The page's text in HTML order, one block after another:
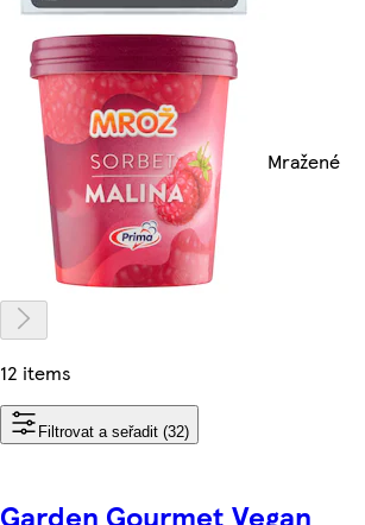
Mražené
12 items
Filtrovat a seřadit (32)
Garden Gourmet Vegan